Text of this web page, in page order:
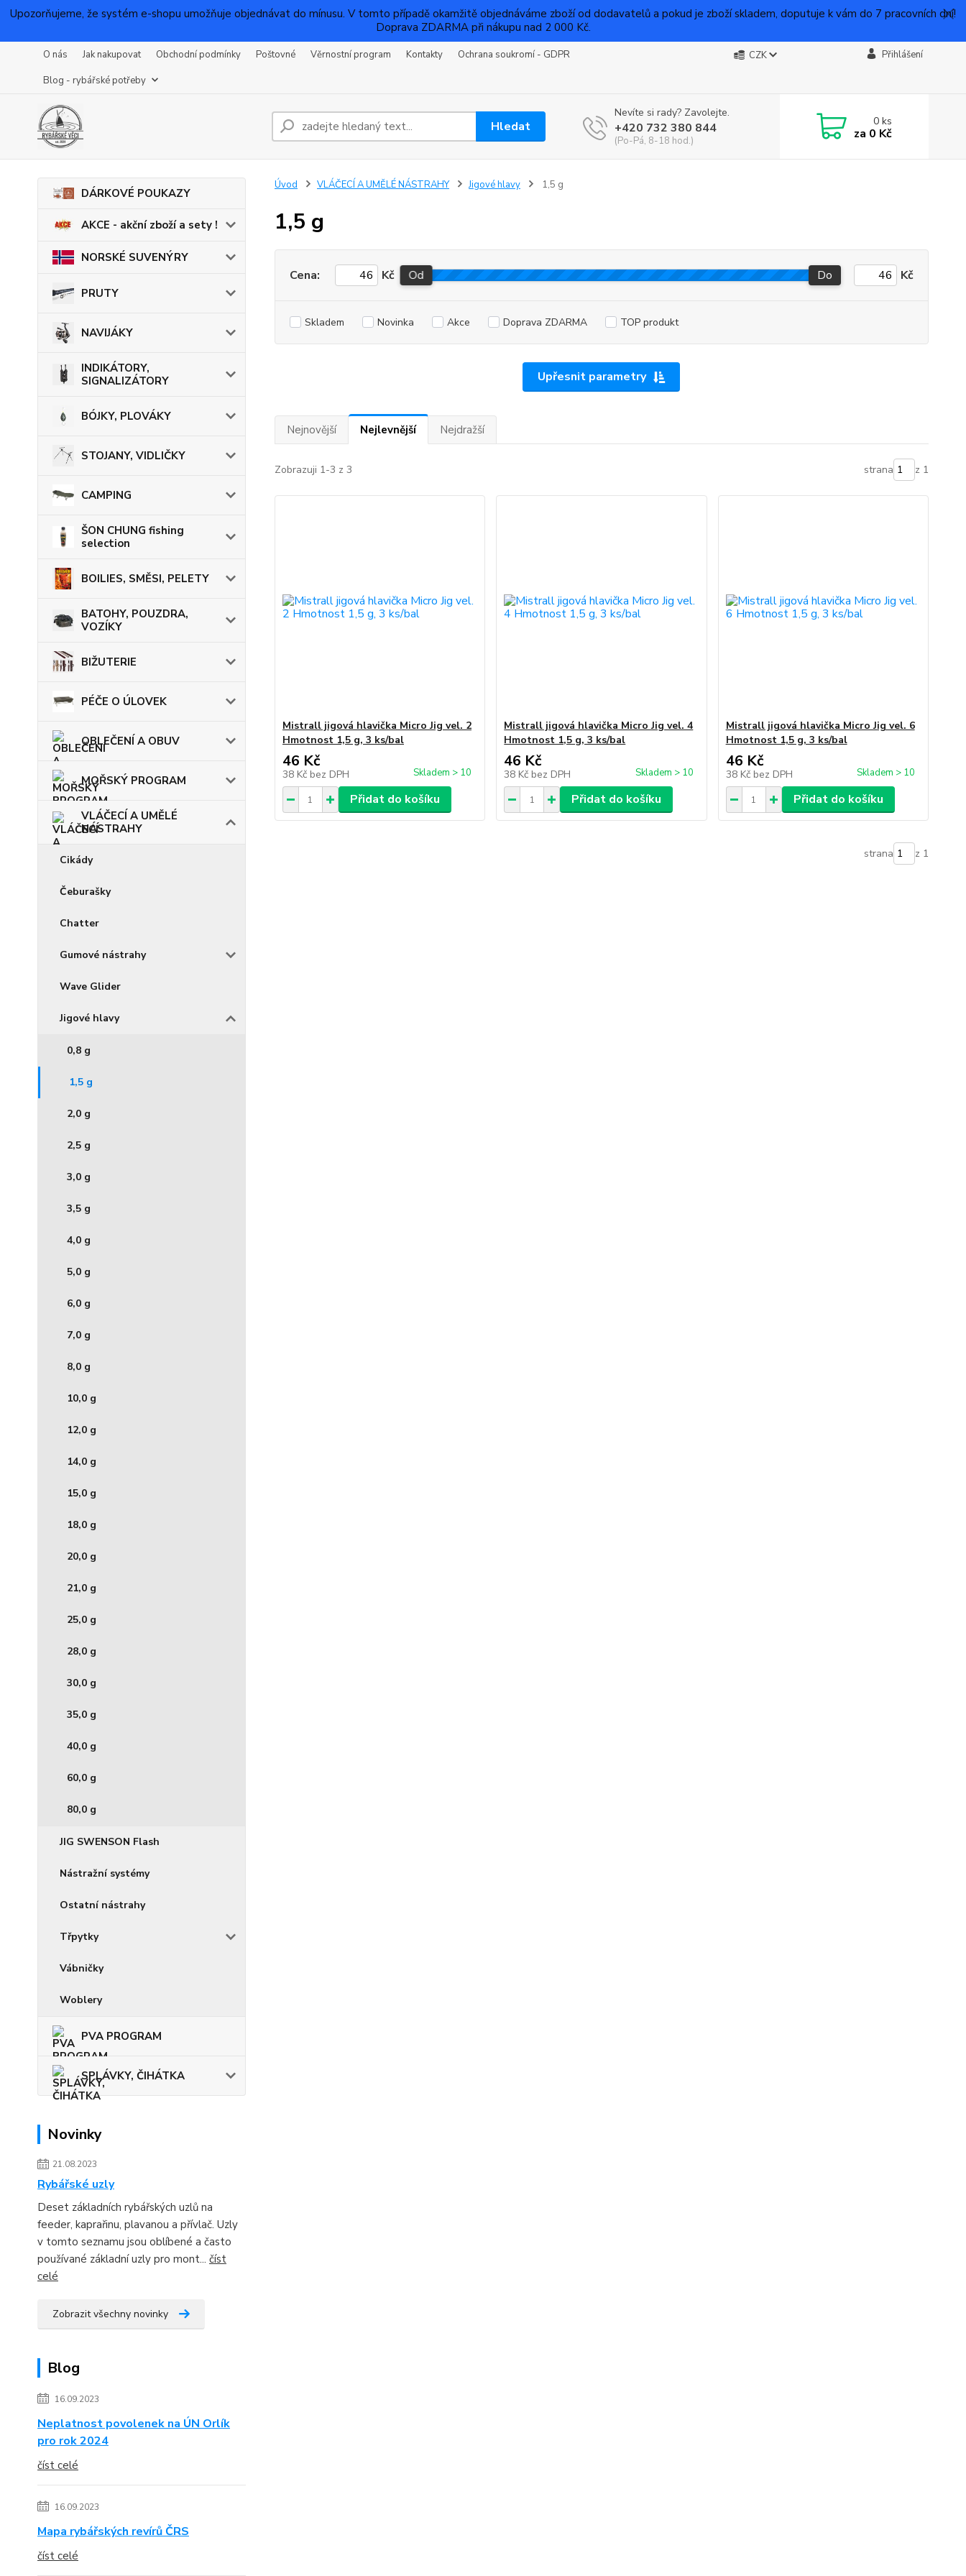
Upozorňujeme, že systém e-shopu umožňuje objednávat do mínusu. V tomto případě okamžitě objednáváme zboží od dodavatelů a pokud je zboží skladem, doputuje k vám do 7 pracovních dní!
Doprava ZDARMA při nákupu nad 2 000 Kč.
O nás Jak nakupovat Obchodní podmínky Poštovné Věrnostní program Kontakty
Ochrana soukromí - GDPR
Blog - rybářské potřeby
CZK Přihlášení
Hledat
Nevíte si rady? Zavolejte.
+420 732 380 844
(Po-Pá, 8-18 hod.)
0ks
za 0 Kč
DÁRKOVÉ POUKAZY
AKCE - akční zboží a sety !
NORSKÉ SUVENÝRY
PRUTY
NAVIJÁKY
INDIKÁTORY,
SIGNALIZÁTORY
BÓJKY, PLOVÁKY
STOJANY, VIDLIČKY
CAMPING
ŠON CHUNG fishing
selection
BOILIES, SMĚSI, PELETY
BATOHY, POUZDRA,
VOZÍKY
BIŽUTERIE
PÉČE O ÚLOVEK
OBLEČENÍ A OBUV
MOŘSKÝ PROGRAM
VLÁČECÍ A UMĚLÉ
NÁSTRAHY
Cikády
Čeburašky
Chatter
Gumové nástrahy
Wave Glider
Jigové hlavy
0,8 g
1,5 g
2,0 g
2,5 g
3,0 g
3,5 g
4,0 g
5,0 g
6,0 g
7,0 g
8,0 g
10,0 g
12,0 g
14,0 g
15,0 g
18,0 g
20,0 g
21,0 g
25,0 g
28,0 g
30,0 g
35,0 g
40,0 g
60,0 g
80,0 g
JIG SWENSON Flash
Nástražní systémy
Ostatní nástrahy
Třpytky
Vábničky
Woblery
PVA PROGRAM
SPLÁVKY, ČIHÁTKA
Novinky
21.08.2023
Rybářské uzly
Deset základních rybářských uzlů na
feeder, kaprařinu, plavanou a přívlač. Uzly
v tomto seznamu jsou oblíbené a často
používané základní uzly pro mont... číst
celé
Zobrazit všechny novinky
Blog
16.09.2023
Neplatnost povolenek na ÚN Orlík
pro rok 2024
číst celé
16.09.2023
Mapa rybářských revírů ČRS
číst celé
Úvod VLÁČECÍ A UMĚLÉ NÁSTRAHY Jigové hlavy 1,5 g
1,5 g
Upřesnit parametry
Cena: Kč Od Do Kč
Skladem Novinka Akce Doprava ZDARMA TOP produkt
Nejnovější Nejlevnější Nejdražší
Zobrazuji 1-3 z 3 strana z 1
Mistrall jigová hlavička Micro Jig vel. 2
Hmotnost 1,5 g, 3 ks/bal
46 Kč
38 Kč bez DPH Skladem > 10
Přidat do košíku
Mistrall jigová hlavička Micro Jig vel. 4
Hmotnost 1,5 g, 3 ks/bal
46 Kč
38 Kč bez DPH Skladem > 10
Přidat do košíku
Mistrall jigová hlavička Micro Jig vel. 6
Hmotnost 1,5 g, 3 ks/bal
46 Kč
38 Kč bez DPH Skladem > 10
Přidat do košíku
strana z 1